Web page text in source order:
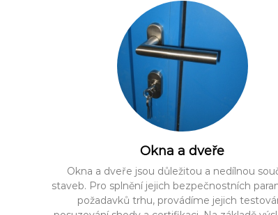
Okna a dveře
Okna a dveře jsou důležitou a nedílnou
staveb. Pro splnění jejich bezpečnostních
požadavků trhu, provádíme jejich